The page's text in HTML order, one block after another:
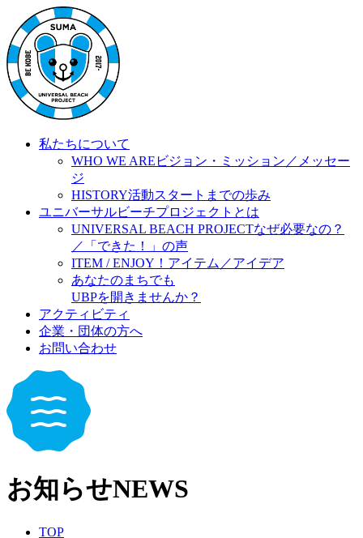
私たちについて
WHO WE ARE ビジョン・ミッション／メッセー
ジ
HISTORY活動スタートまでの歩み
ユニバーサルビーチプロジェクトとは
UNIVERSAL BEACH PROJECTなぜ必要なの？
／「できた！」の声
ITEM / ENJOY！ アイテム／アイデア
あなたのまちでも
UBPを開きませんか？
アクティビティ
企業・団体の方へ
お問い合わせ
お知らせNEWS
TOP